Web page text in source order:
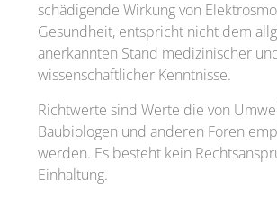
schädigende Wirkung von
Gesundheit, entspricht nicht dem
anerkannten Stand medizinischer
wissenschaftlicher Kenntnisse.
Richtwerte sind Werte die von
Baubiologen und anderen Foren
werden. Es besteht kein
Einhaltung.